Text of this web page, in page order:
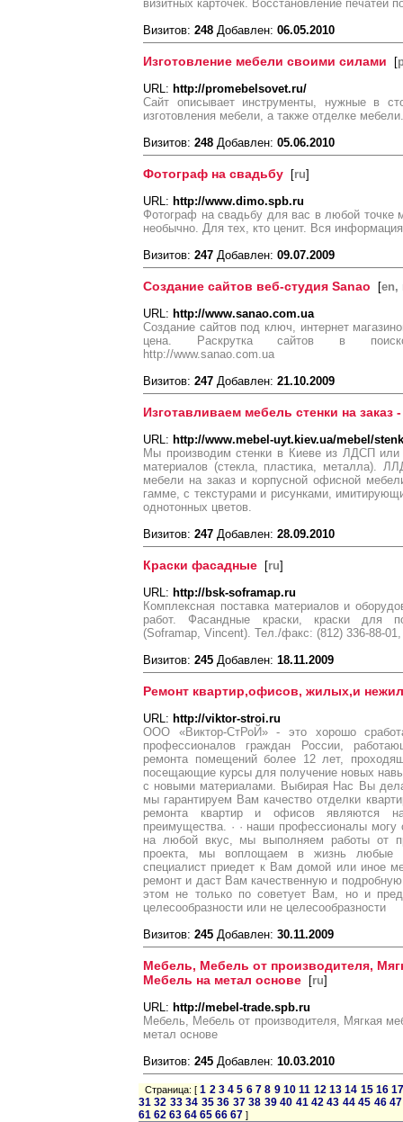
визитных карточек. Восстановление печатей
Визитов: 248 Добавлен: 06.05.2010
Изготовление мебели своими силами [
URL: http://promebelsovet.ru/
Сайт описывает инструменты, нужные в
изготовления мебели, а также отделке мебели.
Визитов: 248 Добавлен: 05.06.2010
Фотограф на свадьбу [ru]
URL: http://www.dimo.spb.ru
Фотограф на свадьбу для вас в любой точке
необычно. Для тех, кто ценит. Вся
Визитов: 247 Добавлен: 09.07.2009
Создание сайтов веб-студия Sanao [en,
URL: http://www.sanao.com.ua
Создание сайтов под ключ, интернет
цена. Раскрутка сайтов в
http://www.sanao.com.ua
Визитов: 247 Добавлен: 21.10.2009
Изготавливаем мебель стенки на заказ
URL: http://www.mebel-uyt.kiev.ua/mebel/
Мы производим стенки в Киеве из ЛДСП
материалов (стекла, пластика, металла).
мебели на заказ и корпусной офисной
гамме, с текстурами и рисунками,
однотонных цветов.
Визитов: 247 Добавлен: 28.09.2010
Краски фасадные [ru]
URL: http://bsk-soframap.ru
Комплексная поставка материалов и
работ. Фасандные краски, краски для
(Soframap, Vincent). Тел./факс: (812) 336-88-
Визитов: 245 Добавлен: 18.11.2009
Ремонт квартир,офисов, жилых,и
URL: http://viktor-stroi.ru
ООО «Виктор-СтРоЙ» - это хорошо
профессионалов граждан России,
ремонта помещений более 12 лет,
посещающие курсы для получение новых
с новыми материалами. Выбирая Нас Вы
мы гарантируем Вам качество отделки
ремонта квартир и офисов являются
преимущества. · · наши профессионалы
на любой вкус, мы выполняем работы от
проекта, мы воплощаем в жизнь любые
специалист приедет к Вам домой или иное
ремонт и даст Вам качественную и
этом не только по советует Вам, но и
целесообразности или не целесообразности
Визитов: 245 Добавлен: 30.11.2009
Мебель, Мебель от производителя,
Мебель на метал основе [ru]
URL: http://mebel-trade.spb.ru
Мебель, Мебель от производителя, Мягкая
метал основе
Визитов: 245 Добавлен: 10.03.2010
Страница: [1 2 3 4 5 6 7 8 9 10 11 12 13 14 15 16
31 32 33 34 35 36 37 38 39 40 41 42 43 44 45 46 47
61 62 63 64 65 66 67 ]